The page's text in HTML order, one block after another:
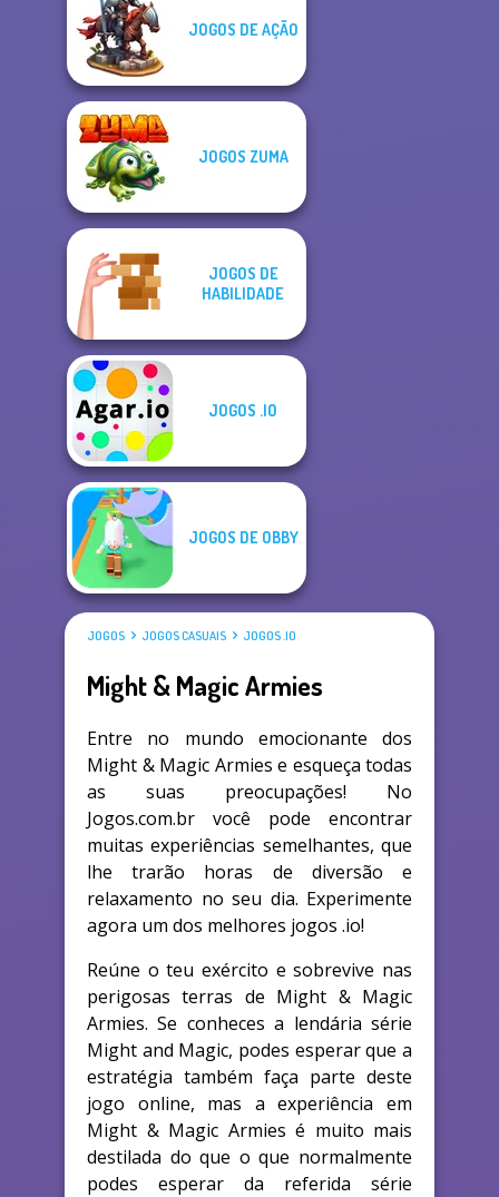
JOGOS DE AÇÃO
JOGOS ZUMA
JOGOS DE
HABILIDADE
JOGOS .IO
JOGOS DE OBBY
JOGOS JOGOS CASUAIS JOGOS .IO
Might & Magic Armies
Entre no mundo emocionante dos
Might & Magic Armies e esqueça todas
as suas preocupações! No
Jogos.com.br você pode encontrar
muitas experiências semelhantes, que
lhe trarão horas de diversão e
relaxamento no seu dia. Experimente
agora um dos melhores jogos .io!
Reúne o teu exército e sobrevive nas
perigosas terras de Might & Magic
Armies. Se conheces a lendária série
Might and Magic, podes esperar que a
estratégia também faça parte deste
jogo online, mas a experiência em
Might & Magic Armies é muito mais
destilada do que o que normalmente
podes esperar da referida série